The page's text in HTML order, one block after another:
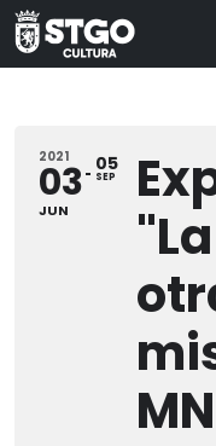
2021
03
JUN
05
SEP